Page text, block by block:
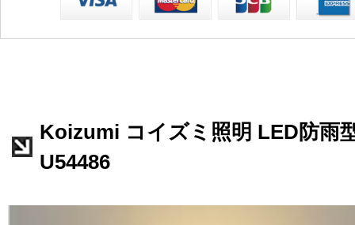
Koizumi コイズミ照明 LED防雨
U54486